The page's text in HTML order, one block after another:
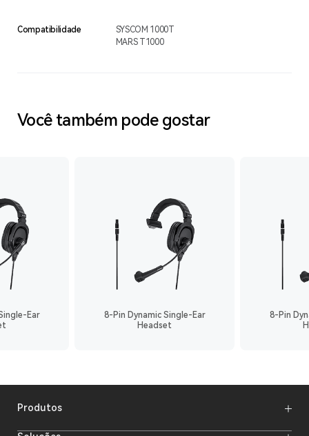
Compatibilidade
SYSCOM 1000T
MARS T1000
Você também pode gostar
Ear
8-Pin Dynamic Single-Ear
Headset
8-Pin
Produtos